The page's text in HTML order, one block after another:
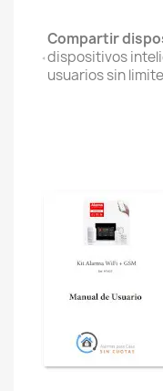
Compartir
dispositivos
usuarios sin